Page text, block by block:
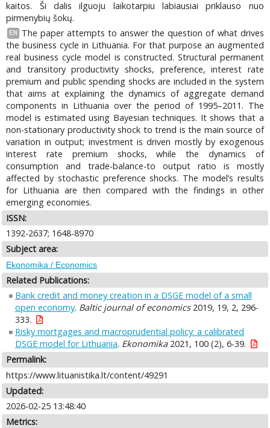
kaitos. Ši dalis ilguoju laikotarpiu labiausiai priklauso nuo
pirmenybių šokų.
EN
The paper attempts to answer the question of what drives
the business cycle in Lithuania. For that purpose an augmented
real business cycle model is constructed. Structural permanent
and transitory productivity shocks, preference, interest rate
premium and public spending shocks are included in the system
that aims at explaining the dynamics of aggregate demand
components in Lithuania over the period of 1995–2011. The
model is estimated using Bayesian techniques. It shows that a
non-stationary productivity shock to trend is the main source of
variation in output; investment is driven mostly by exogenous
interest rate premium shocks, while the dynamics of
consumption and trade-balance-to output ratio is mostly
affected by stochastic preference shocks. The model’s results
for Lithuania are then compared with the findings in other
emerging economies.
ISSN:
1392-2637; 1648-8970
Subject area:
Ekonomika / Economics
Related Publications:
Bank credit and money creation in a DSGE model of a small
open economy. Baltic journal of economics2019, 19, 2, 296-
333.
Risky mortgages and macroprudential policy: a calibrated
DSGE model for Lithuania. Ekonomika2021, 100 (2), 6-39.
Permalink:
https://www.lituanistika.lt/content/49291
Updated:
2026-02-25 13:48:40
Metrics: